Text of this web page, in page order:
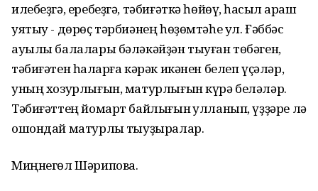
илебеҙгә, еребеҙгә, тәбиғәткә һөйөү, һаҡсыл ҡараш
уятыу - дөрөҫ тәрбиәнең һөҙөмтәһе ул. Ғәббәс
ауылы балалары бәләкәйҙән тыуған төбәген,
тәбиғәтен һаҡларға кәрәк икәнен белеп үҫәләр,
уның хозурлығын, матурлығын күрә беләләр.
Тәбиғәттең йомарт байлығын ҡулланып, үҙҙәре лә
ошондай матурлыҡ тыуҙыралар.
Миңнегөл Шәрипова.